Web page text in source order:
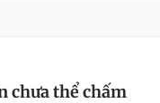
chưa thể chấm